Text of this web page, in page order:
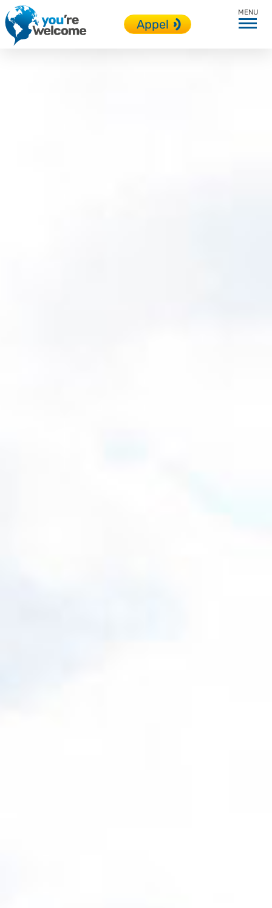
Appel
Toutes nos langues